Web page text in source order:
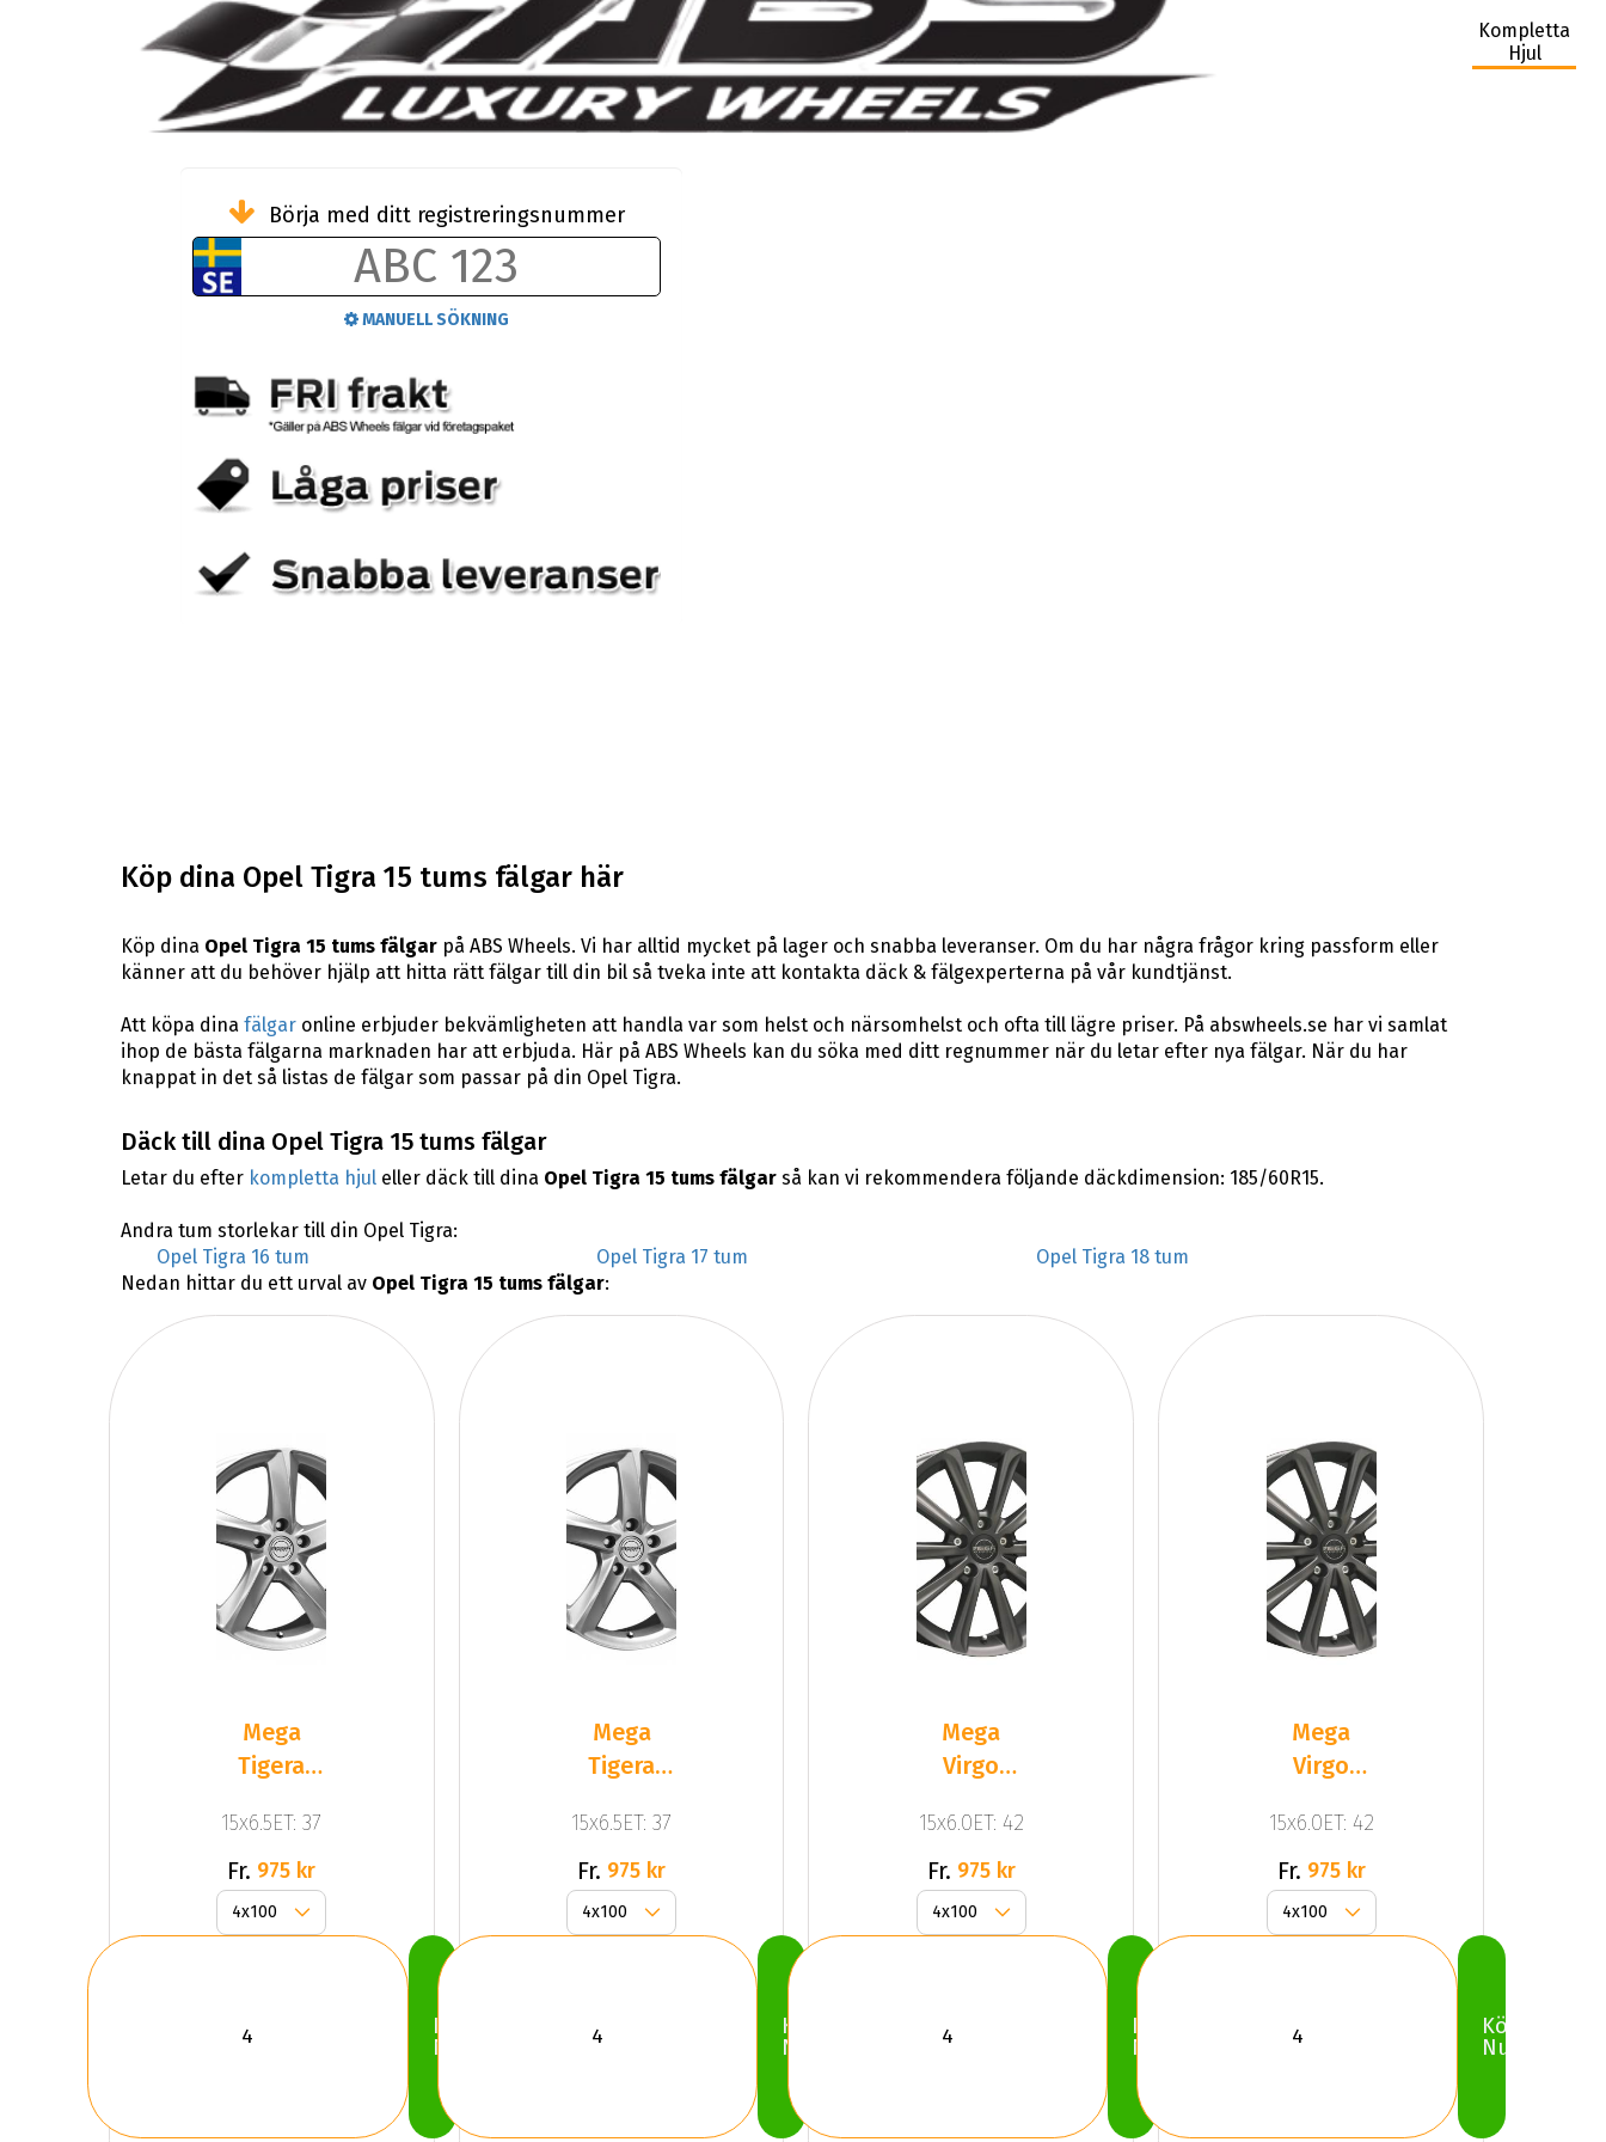
Kompletta
Hjul
Börja med ditt registreringsnummer
MANUELL SÖKNING
Köp dina Opel Tigra 15 tums fälgar här
Köp dina Opel Tigra 15 tums fälgarpå ABS Wheels. Vi har alltid mycket på lager och snabba leveranser. Om du har några frågor kring passform eller
känner att du behöver hjälp att hitta rätt fälgar till din bil så tveka inte att kontakta däck & fälgexperterna på vår kundtjänst.
Att köpa dina fälgaronline erbjuder bekvämligheten att handla var som helst och närsomhelst och ofta till lägre priser. På abswheels.se har vi samlat
ihop de bästa fälgarna marknaden har att erbjuda. Här på ABS Wheels kan du söka med ditt regnummer när du letar efter nya fälgar. När du har
knappat in det så listas de fälgar som passar på din Opel Tigra.
Däck till dina Opel Tigra 15 tums fälgar
Letar du efter kompletta hjuleller däck till dina Opel Tigra 15 tums fälgarså kan vi rekommendera följande däckdimension: 185/60R15.
Andra tum storlekar till din Opel Tigra:
Opel Tigra 16 tum
Opel Tigra 17 tum
Opel Tigra 18 tum
Nedan hittar du ett urval av Opel Tigra 15 tums fälgar:
Mega
Tigera
Silver
15x6.5ET: 37
Fr. 975 kr
Köp
Nu
Mega
Tigera
Silver
15x6.5ET: 37
Fr. 975 kr
Köp
Nu
Mega
Virgo
Anthracite
Grey
15x6.0ET: 42
Fr. 975 kr
Köp
Nu
Mega
Virgo
Anthracite
Grey
15x6.0ET: 42
Fr. 975 kr
Köp
Nu